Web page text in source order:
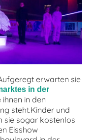
erwarten sie
in der
ihnen in den
steht.Kinder und
sie sogar kostenlos
Eisshow